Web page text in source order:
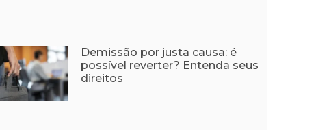
Demissão por justa causa: é
possível reverter? Entenda seus
direitos